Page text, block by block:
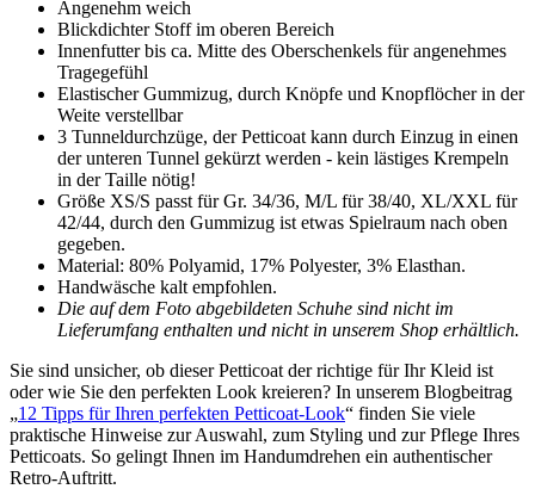
Angenehm weich
Blickdichter Stoff im oberen Bereich
Innenfutter bis ca. Mitte des Oberschenkels für angenehmes
Tragegefühl
Elastischer Gummizug, durch Knöpfe und Knopflöcher in der
Weite verstellbar
3 Tunneldurchzüge, der Petticoat kann durch Einzug in einen
der unteren Tunnel gekürzt werden - kein lästiges Krempeln
in der Taille nötig!
Größe XS/S passt für Gr. 34/36, M/L für 38/40, XL/XXL für
42/44, durch den Gummizug ist etwas Spielraum nach oben
gegeben.
Material: 80% Polyamid, 17% Polyester, 3% Elasthan.
Handwäsche kalt empfohlen.
Die auf dem Foto abgebildeten Schuhe sind nicht im
Lieferumfang enthalten und nicht in unserem Shop erhältlich.
Sie sind unsicher, ob dieser Petticoat der richtige für Ihr Kleid ist
oder wie Sie den perfekten Look kreieren? In unserem Blogbeitrag
„12 Tipps für Ihren perfekten Petticoat-Look“ finden Sie viele
praktische Hinweise zur Auswahl, zum Styling und zur Pflege Ihres
Petticoats. So gelingt Ihnen im Handumdrehen ein authentischer
Retro-Auftritt.